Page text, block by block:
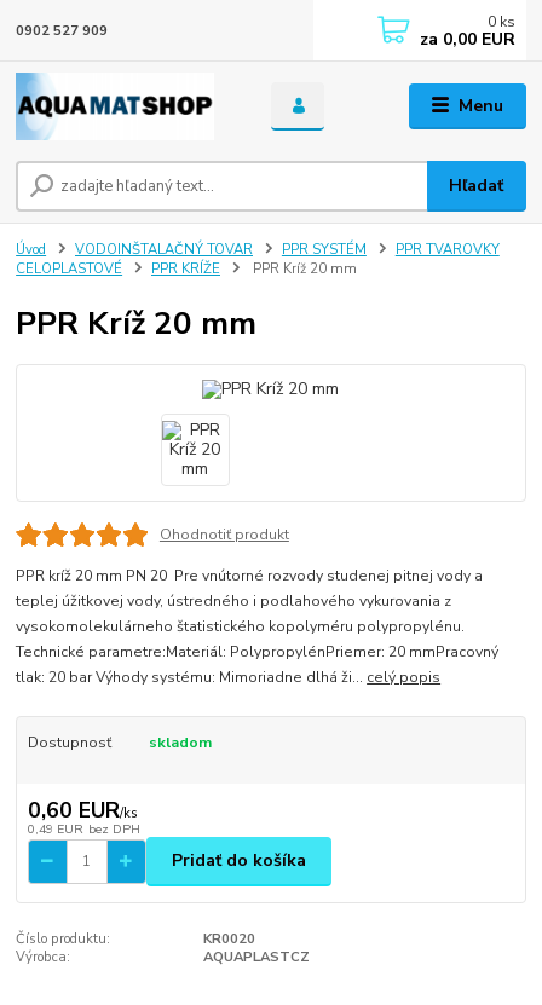
Menu
Hľadať
0902 527 909 0 ks
za 0,00 EUR
Úvod VODOINŠTALAČNÝ TOVAR PPR SYSTÉM
PPR TVAROVKY
CELOPLASTOVÉ
PPR KRÍŽE PPR Kríž 20 mm
PPR Kríž 20 mm
Ohodnotiť produkt
PPR kríž 20 mm PN 20 Pre vnútorné rozvody studenej pitnej vody a
teplej úžitkovej vody, ústredného i podlahového vykurovania z
vysokomolekulárneho štatistického kopolyméru polypropylénu.
Technické parametre:Materiál: PolypropylénPriemer: 20 mmPracovný
tlak: 20 bar Výhody systému: Mimoriadne dlhá ži... celý popis
Dostupnosť skladom
0,60 EUR/ks
0,49 EUR bez DPH
Pridať do košíka
Číslo produktu:
KR0020
Výrobca:
AQUAPLASTCZ